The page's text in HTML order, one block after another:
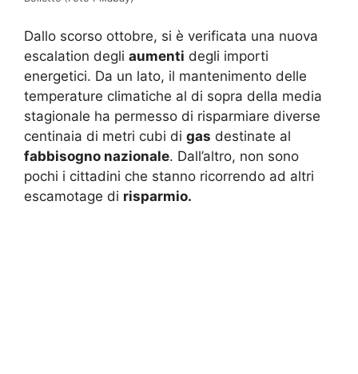
Dallo scorso ottobre, si è verificata una nuova
escalation degli aumenti degli importi
energetici. Da un lato, il mantenimento delle
temperature climatiche al di sopra della media
stagionale ha permesso di risparmiare diverse
centinaia di metri cubi di gas destinate al
fabbisogno nazionale. Dall’altro, non sono
pochi i cittadini che stanno ricorrendo ad altri
escamotage di risparmio.